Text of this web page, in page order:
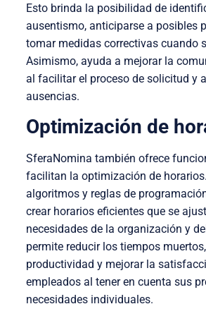
Esto brinda la posibilidad de
ausentismo, anticiparse a posibles
tomar medidas correctivas cuando
Asimismo, ayuda a mejorar la
al facilitar el proceso de solicitud y
ausencias.
Optimización de
SferaNomina también ofrece
facilitan la optimización de
algoritmos y reglas de
crear horarios eficientes que se
necesidades de la organización y
permite reducir los tiempos
productividad y mejorar la
empleados al tener en cuenta sus
necesidades individuales.